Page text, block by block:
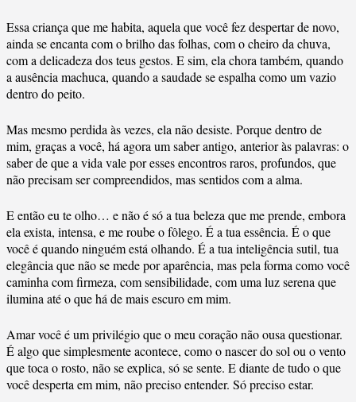
Essa criança que me habita, aquela que você fez despertar de novo,
ainda se encanta com o brilho das folhas, com o cheiro da chuva,
com a delicadeza dos teus gestos. E sim, ela chora também, quando
a ausência machuca, quando a saudade se espalha como um vazio
dentro do peito.
Mas mesmo perdida às vezes, ela não desiste. Porque dentro de
mim, graças a você, há agora um saber antigo, anterior às palavras: o
saber de que a vida vale por esses encontros raros, profundos, que
não precisam ser compreendidos, mas sentidos com a alma.
E então eu te olho… e não é só a tua beleza que me prende, embora
ela exista, intensa, e me roube o fôlego. É a tua essência. É o que
você é quando ninguém está olhando. É a tua inteligência sutil, tua
elegância que não se mede por aparência, mas pela forma como você
caminha com firmeza, com sensibilidade, com uma luz serena que
ilumina até o que há de mais escuro em mim.
Amar você é um privilégio que o meu coração não ousa questionar.
É algo que simplesmente acontece, como o nascer do sol ou o vento
que toca o rosto, não se explica, só se sente. E diante de tudo o que
você desperta em mim, não preciso entender. Só preciso estar.